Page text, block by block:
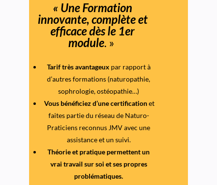
« Une Formation
innovante, complète et
efficacedès le 1er
module. »
Tarif très avantageux par rapport à
d’autres formations (naturopathie,
sophrologie, ostéopathie…)
Vous bénéficiez d’une certificationet
faites partie du réseau de Naturo-
Praticiens reconnus JMV avec une
assistance et un suivi.
Théorie et pratique permettent un
vrai travail sur soi et ses propres
problématiques.